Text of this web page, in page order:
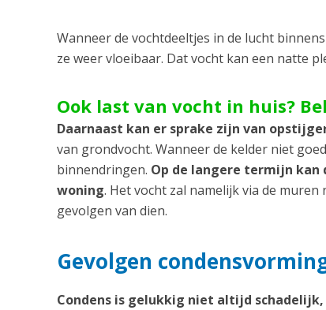
Wanneer de vochtdeeltjes in de lucht
ze weer vloeibaar. Dat vocht kan een natte
Ook last van vocht in huis?
Daarnaast kan er sprake zijn van
van grondvocht. Wanneer de kelder niet
binnendringen. Op de langere termijn kan
woning. Het vocht zal namelijk via de
gevolgen van dien.
Gevolgen
Condens is gelukkig niet altijd